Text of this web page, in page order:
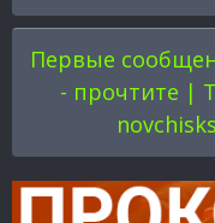
Первые
- прочтите |